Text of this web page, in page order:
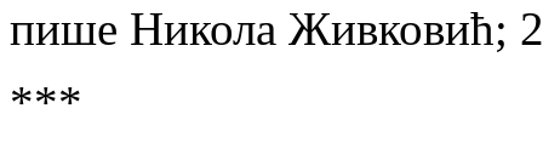
пише Никола Живковић;
***